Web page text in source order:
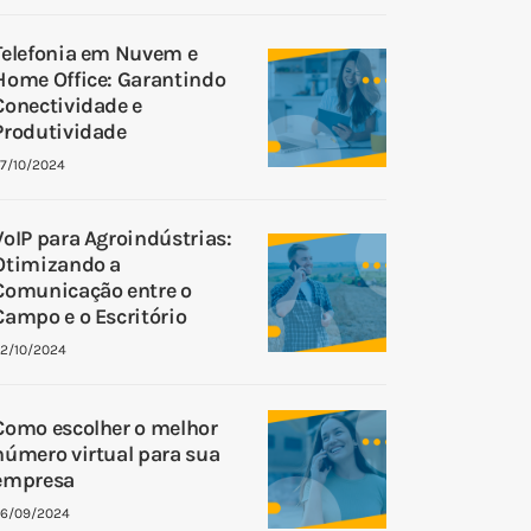
em Nuvem e
Office: Garantindo
e
10/2024
para Agroindústrias:
a
entre o
e o Escritório
10/2024
escolher o melhor
virtual para sua
09/2024